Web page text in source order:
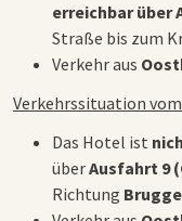
erreichbar über
Straße bis zum
Verkehr aus
Verkehrssituation
Das Hotel ist
überAusfahrt 9
Richtung